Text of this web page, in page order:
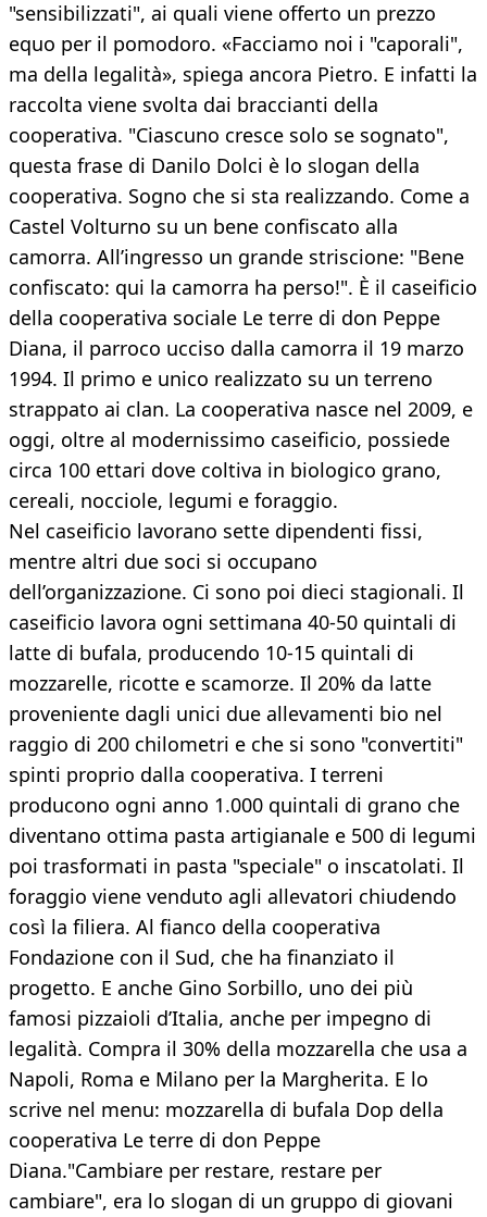
"sensibilizzati", ai quali viene offerto un prezzo
equo per il pomodoro. «Facciamo noi i "caporali",
ma della legalità», spiega ancora Pietro. E infatti la
raccolta viene svolta dai braccianti della
cooperativa. "Ciascuno cresce solo se sognato",
questa frase di Danilo Dolci è lo slogan della
cooperativa. Sogno che si sta realizzando. Come a
Castel Volturno su un bene confiscato alla
camorra. All’ingresso un grande striscione: "Bene
confiscato: qui la camorra ha perso!". È il caseificio
della cooperativa sociale Le terre di don Peppe
Diana, il parroco ucciso dalla camorra il 19 marzo
1994. Il primo e unico realizzato su un terreno
strappato ai clan. La cooperativa nasce nel 2009, e
oggi, oltre al modernissimo caseificio, possiede
circa 100 ettari dove coltiva in biologico grano,
cereali, nocciole, legumi e foraggio.
Nel caseificio lavorano sette dipendenti fissi,
mentre altri due soci si occupano
dell’organizzazione. Ci sono poi dieci stagionali. Il
caseificio lavora ogni settimana 40-50 quintali di
latte di bufala, producendo 10-15 quintali di
mozzarelle, ricotte e scamorze. Il 20% da latte
proveniente dagli unici due allevamenti bio nel
raggio di 200 chilometri e che si sono "convertiti"
spinti proprio dalla cooperativa. I terreni
producono ogni anno 1.000 quintali di grano che
diventano ottima pasta artigianale e 500 di legumi
poi trasformati in pasta "speciale" o inscatolati. Il
foraggio viene venduto agli allevatori chiudendo
così la filiera. Al fianco della cooperativa
Fondazione con il Sud, che ha finanziato il
progetto. E anche Gino Sorbillo, uno dei più
famosi pizzaioli d’Italia, anche per impegno di
legalità. Compra il 30% della mozzarella che usa a
Napoli, Roma e Milano per la Margherita. E lo
scrive nel menu: mozzarella di bufala Dop della
cooperativa Le terre di don Peppe
Diana."Cambiare per restare, restare per
cambiare", era lo slogan di un gruppo di giovani